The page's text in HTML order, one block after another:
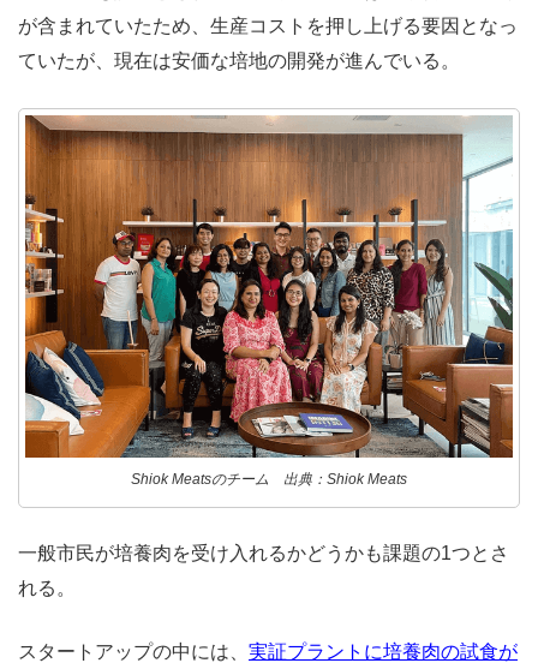
が含まれていたため、生産コストを押し上げる要因となっ
ていたが、現在は安価な培地の開発が進んでいる。
Shiok Meatsのチーム 出典：Shiok Meats
一般市民が培養肉を受け入れるかどうかも課題の1つとさ
れる。
スタートアップの中には、 実証プラントに培養肉の試食が